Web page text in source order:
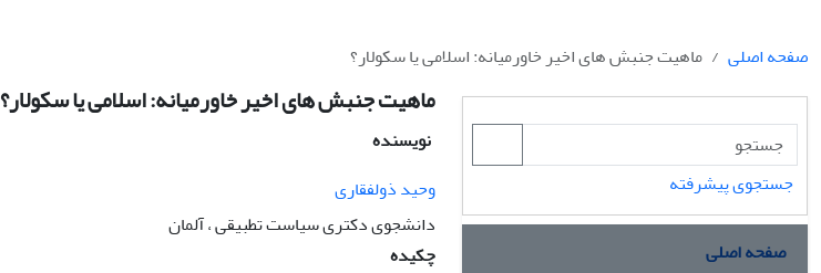
صفحه اصلی ماهیت جنبش های اخیر خاورمیانه: اسلامی یا سکولار؟
ماهیت جنبش های اخیر خاورمیانه: اسلامی یا سکولار؟
نویسنده
وحید ذولفقاری
دانشجوی دکتری سیاست تطبیقی ، آلمان
چکیده
جستجوی پیشرفته
صفحه اصلی